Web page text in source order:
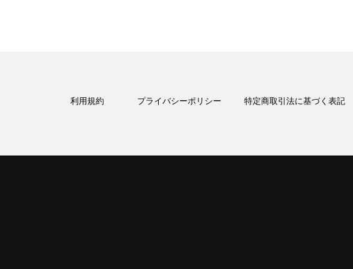
利用規約 プライバシーポリシー 特定商取引法に基づく表記